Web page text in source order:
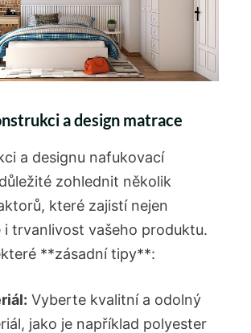
a design matrace
a designu nafukovací
zohlednit několik
které zajistí nejen
i trvanlivost vašeho produktu.
**zásadní tipy**:
Vyberte kvalitní a odolný
jako je například polyester